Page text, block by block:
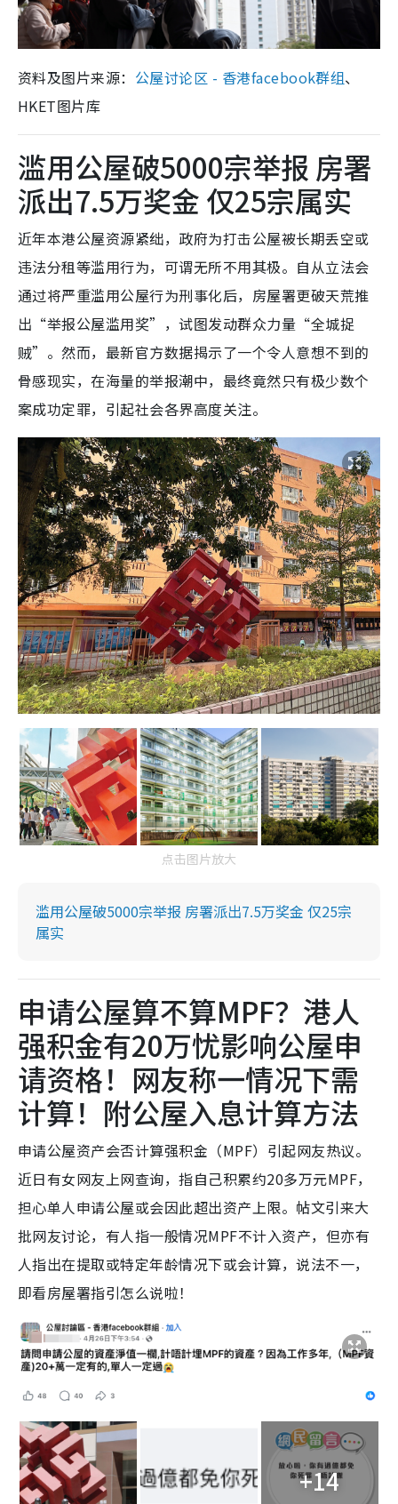
资料及图片来源： 公屋讨论区 - 香港facebook群组、
HKET图片库
滥用公屋破5000宗举报 房署
派出7.5万奖金 仅25宗属实
近年本港公屋资源紧绌，政府为打击公屋被长期丢空或
违法分租等滥用行为，可谓无所不用其极。自从立法会
通过将严重滥用公屋行为刑事化后，房屋署更破天荒推
出“举报公屋滥用奖”，试图发动群众力量“全城捉
贼”。然而，最新官方数据揭示了一个令人意想不到的
骨感现实，在海量的举报潮中，最终竟然只有极少数个
案成功定罪，引起社会各界高度关注。
点击图片放大
滥用公屋破5000宗举报 房署派出7.5万奖金 仅25宗
属实
申请公屋算不算MPF？港人
强积金有20万忧影响公屋申
请资格！网友称一情况下需
计算！附公屋入息计算方法
申请公屋资产会否计算强积金（MPF）引起网友热议。
近日有女网友上网查询，指自己积累约20多万元MPF，
担心单人申请公屋或会因此超出资产上限。帖文引来大
批网友讨论，有人指一般情况MPF不计入资产，但亦有
人指出在提取或特定年龄情况下或会计算，说法不一，
即看房屋署指引怎么说啦！
+14